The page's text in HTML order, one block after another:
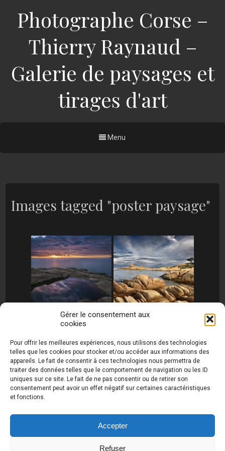
Gérer le consentement aux
cookies
Pour offrir les meilleures expériences, nous utilisons des technologies
telles que les cookies pour stocker et/ou accéder aux informations des
appareils. Le fait de consentir à ces technologies nous permettra de
traiter des données telles que le comportement de navigation ou les ID
uniques sur ce site. Le fait de ne pas consentir ou de retirer son
consentement peut avoir un effet négatif sur certaines caractéristiques
et fonctions.
Accepter
Refuser
Photographe Corse –
Thierry Raynaud –
Galerie de paysages et
tirages d'art
Menu
Images tagged "poster paysage"
raynaud.com ©
Toutes les photos de ce site sont
la propriété de l'auteur et sont protégées par le